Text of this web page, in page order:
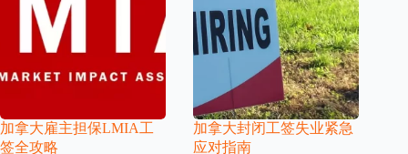
加拿大雇主担保LMIA工
签全攻略
加拿大封闭工签失业紧急
应对指南